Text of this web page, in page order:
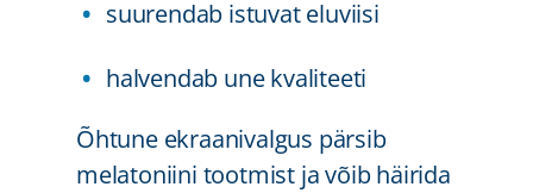
suurendab istuvat eluviisi
halvendab une kvaliteeti
Õhtune ekraanivalgus pärsib
melatoniini tootmist ja võib häirida